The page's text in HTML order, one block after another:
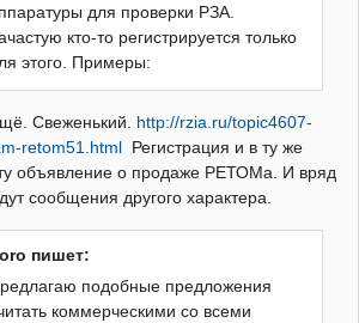
для проверки РЗА.
кто-то регистрируется только
этого. Примеры:
Свеженький. http://rzia.ru/topic4607-
retom51.html Регистрация и в ту же
объявление о продаже РЕТОМа. И вряд
сообщения другого характера.
пишет:
подобные предложения
коммерческими со всеми